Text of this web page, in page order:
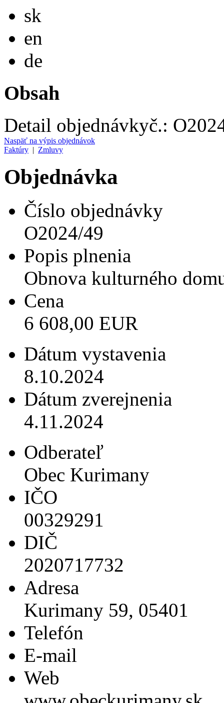
sk
en
de
Obsah
Detail objednávkyč.:
Naspäť na výpis objednávok
Faktúry | Zmluvy
Objednávka
Číslo objednávky
O2024/49
Popis plnenia
Obnova kulturného
Cena
6 608,00 EUR
Dátum vystavenia
8.10.2024
Dátum zverejnenia
4.11.2024
Odberateľ
Obec Kurimany
IČO
00329291
DIČ
2020717732
Adresa
Kurimany 59, 05401
Telefón
E-mail
Web